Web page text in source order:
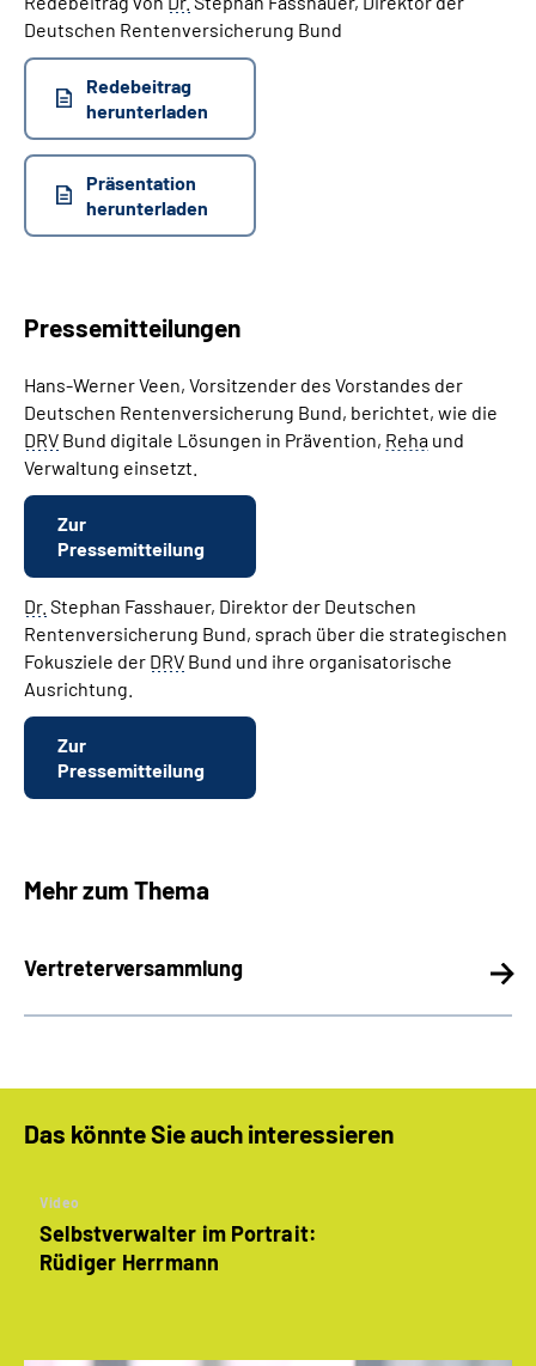
Deutschen Rentenversicherung Bund
Redebeitrag
herunterladen
Präsentation
herunterladen
Pressemitteilungen
Hans-Werner Veen, Vorsitzender des Vorstandes der
Deutschen Rentenversicherung Bund, berichtet, wie die
DRV Bund digitale Lösungen in Prävention, Reha und
Verwaltung einsetzt.
Zur
Pressemitteilung
Dr. Stephan Fasshauer, Direktor der Deutschen
Rentenversicherung Bund, sprach über die strategischen
Fokusziele der DRV Bund und ihre organisatorische
Ausrichtung.
Zur
Pressemitteilung
Mehr zum Thema
Vertreterversammlung
Das könnte Sie auch interessieren
Video
Selbstverwalter im Portrait:
Rüdiger Herrmann